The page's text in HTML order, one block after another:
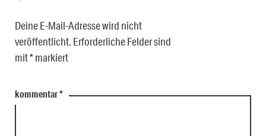
Deine E-Mail-Adresse wird nicht
veröffentlicht. Erforderliche Felder sind
mit*markiert
kommentar*